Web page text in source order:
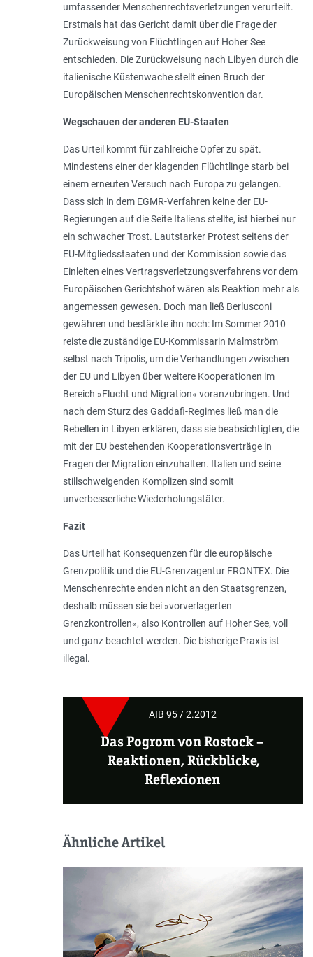
umfassender Menschenrechtsverletzungen verurteilt.
Erstmals hat das Gericht damit über die Frage der
Zurückweisung von Flüchtlingen auf Hoher See
entschieden. Die Zurückweisung nach Libyen durch die
italienische Küstenwache stellt einen Bruch der
Europäischen Menschenrechtskonvention dar.
Wegschauen der anderen EU-Staaten
Das Urteil kommt für zahlreiche Opfer zu spät.
Mindestens einer der klagenden Flüchtlinge starb bei
einem erneuten Versuch nach Europa zu gelangen.
Dass sich in dem EGMR-Verfahren keine der EU-
Regierungen auf die Seite Italiens stellte, ist hierbei nur
ein schwacher Trost. Lautstarker Protest seitens der
EU-Mitgliedsstaaten und der Kommission sowie das
Einleiten eines Vertragsverletzungsverfahrens vor dem
Europäischen Gerichtshof wären als Reaktion mehr als
angemessen gewesen. Doch man ließ Berlusconi
gewähren und bestärkte ihn noch: Im Sommer 2010
reiste die zuständige EU-Kommissarin Malmström
selbst nach Tripolis, um die Verhandlungen zwischen
der EU und Libyen über weitere Kooperationen im
Bereich »Flucht und Migration« voranzubringen. Und
nach dem Sturz des Gaddafi-Regimes ließ man die
Rebellen in Libyen erklären, dass sie beabsichtigten, die
mit der EU bestehenden Kooperationsverträge in
Fragen der Migration einzuhalten. Italien und seine
stillschweigenden Komplizen sind somit
unverbesserliche Wiederholungstäter.
Fazit
Das Urteil hat Konsequenzen für die europäische
Grenzpolitik und die EU-Grenzagentur FRONTEX. Die
Menschenrechte enden nicht an den Staatsgrenzen,
deshalb müssen sie bei »vorverlagerten
Grenzkontrollen«, also Kontrollen auf Hoher See, voll
und ganz beachtet werden. Die bisherige Praxis ist
illegal.
AIB 95 / 2.2012
Das Pogrom von Rostock –
Reaktionen, Rückblicke,
Reflexionen
Ähnliche Artikel